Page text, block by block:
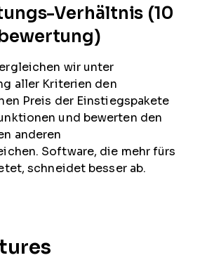
Verhältnis (10
wir unter
aller Kriterien den
Preis der Einstiegspakete
und bewerten den
anderen
Software, die mehr fürs
schneidet besser ab.